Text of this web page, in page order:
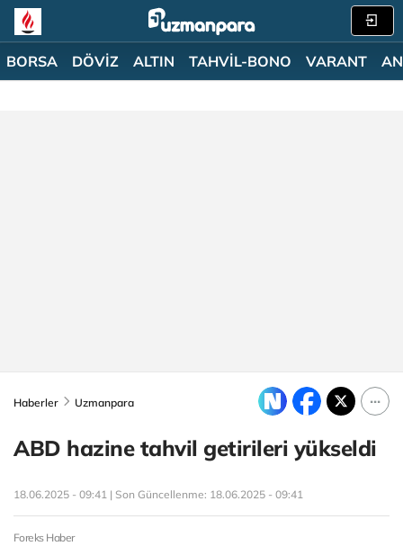
BORSA DÖVİZ ALTIN TAHVİL-BONO VARANT
Haberler Uzmanpara
ABD hazine tahvil getirileri yükseldi
18.06.2025 - 09:41 | Son Güncellenme: 18.06.2025 - 09:41
Foreks Haber